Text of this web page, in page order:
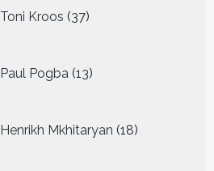
Toni Kroos 37
producten
Paul Pogba 13
producten
Henrikh Mkhitaryan 18
producten